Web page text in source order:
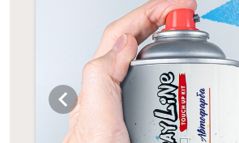
chevron_left